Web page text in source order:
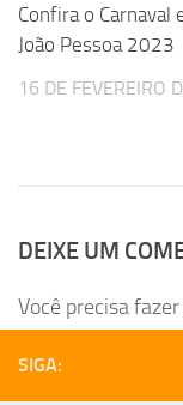
Confira o Carnaval
João Pessoa 2023
16 DE FEVEREIRO
DEIXE UM
Você precisa
SIGA: